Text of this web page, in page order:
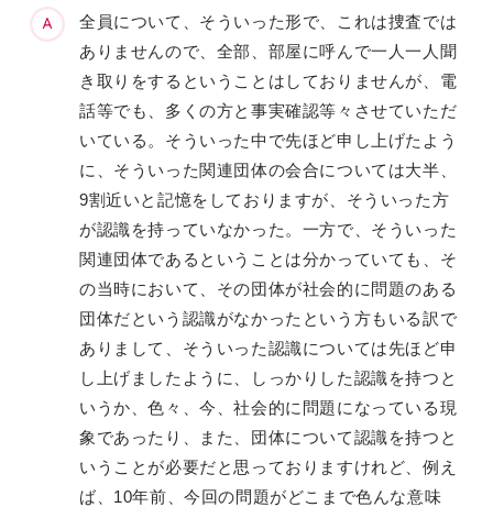
全員について、そういった形で、これは捜査では
ありませんので、全部、部屋に呼んで一人一人聞
き取りをするということはしておりませんが、電
話等でも、多くの方と事実確認等々させていただ
いている。そういった中で先ほど申し上げたよう
に、そういった関連団体の会合については大半、
9割近いと記憶をしておりますが、そういった方
が認識を持っていなかった。一方で、そういった
関連団体であるということは分かっていても、そ
の当時において、その団体が社会的に問題のある
団体だという認識がなかったという方もいる訳で
ありまして、そういった認識については先ほど申
し上げましたように、しっかりした認識を持つと
いうか、色々、今、社会的に問題になっている現
象であったり、また、団体について認識を持つと
いうことが必要だと思っておりますけれど、例え
ば、10年前、今回の問題がどこまで色んな意味